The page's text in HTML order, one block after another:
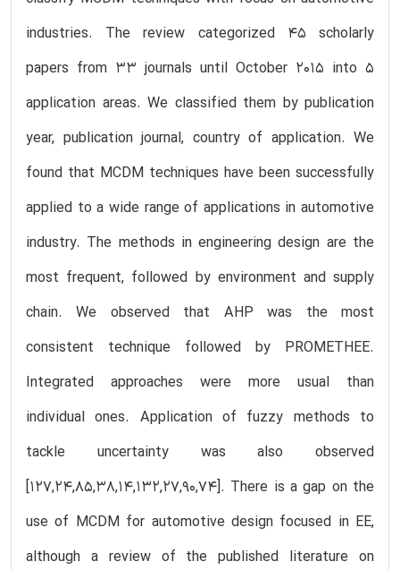
industries. The review categorized 45 scholarly
papers from 33 journals until October 2015 into 5
application areas. We classified them by publication
year, publication journal, country of application. We
found that MCDM techniques have been successfully
applied to a wide range of applications in automotive
industry. The methods in engineering design are the
most frequent, followed by environment and supply
chain. We observed that AHP was the most
consistent technique followed by PROMETHEE.
Integrated approaches were more usual than
individual ones. Application of fuzzy methods to
tackle uncertainty was also observed
[127,24,85,38,14,132,27,90,74]. There is a gap on the
use of MCDM for automotive design focused in EE,
although a review of the published literature on